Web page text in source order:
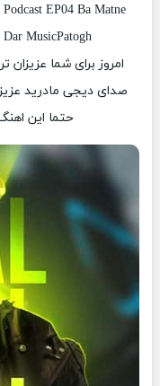
EP04 Ba Matne
MusicPatogh
صدای دیجی مادرید
حتما این